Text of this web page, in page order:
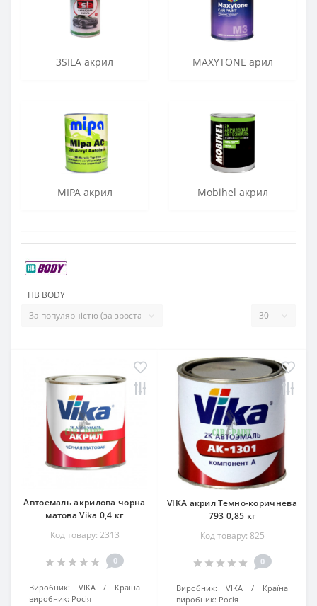
3SILA акрил MAXYTONE арил
MIPA акрил Mobihel акрил
HB BODY
Автоемаль акрилова чорна
матова Vika 0,4 кг
Код товару: 2313
0
Виробник: VIKA
Країна
виробник: Росія
VIKA акрил Темно-коричнева
793 0,85 кг
Код товару: 825
0
Виробник: VIKA
Країна
виробник: Росія